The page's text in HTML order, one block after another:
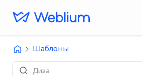
Шаблоны
Дизайны 'E-comme